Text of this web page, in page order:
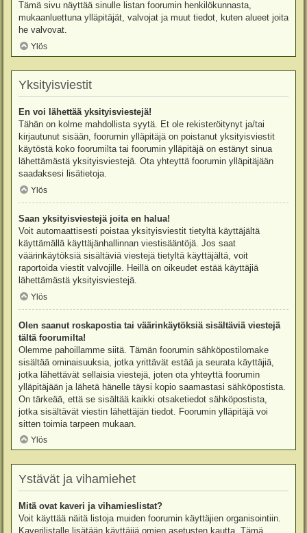
Tämä sivu näyttää sinulle listan foorumin henkilökunnasta,
mukaanluettuna ylläpitäjät, valvojat ja muut tiedot, kuten alueet joita
he valvovat.
Ylös
Yksityisviestit
En voi lähettää yksityisviestejä!
Tähän on kolme mahdollista syytä. Et ole rekisteröitynyt ja/tai
kirjautunut sisään, foorumin ylläpitäjä on poistanut yksityisviestit
käytöstä koko foorumilta tai foorumin ylläpitäjä on estänyt sinua
lähettämästä yksityisviestejä. Ota yhteyttä foorumin ylläpitäjään
saadaksesi lisätietoja.
Ylös
Saan yksityisviestejä joita en halua!
Voit automaattisesti poistaa yksityisviestit tietyltä käyttäjältä
käyttämällä käyttäjänhallinnan viestisääntöjä. Jos saat
väärinkäytöksiä sisältäviä viestejä tietyltä käyttäjältä, voit
raportoida viestit valvojille. Heillä on oikeudet estää käyttäjiä
lähettämästä yksityisviestejä.
Ylös
Olen saanut roskapostia tai väärinkäytöksiä sisältäviä viestejä
tältä foorumilta!
Olemme pahoillamme siitä. Tämän foorumin sähköpostilomake
sisältää ominaisuuksia, jotka yrittävät estää ja seurata käyttäjiä,
jotka lähettävät sellaisia viestejä, joten ota yhteyttä foorumin
ylläpitäjään ja lähetä hänelle täysi kopio saamastasi sähköpostista.
On tärkeää, että se sisältää kaikki otsaketiedot sähköpostista,
jotka sisältävät viestin lähettäjän tiedot. Foorumin ylläpitäjä voi
sitten toimia tarpeen mukaan.
Ylös
Ystävät ja vihamiehet
Mitä ovat kaveri ja vihamieslistat?
Voit käyttää näitä listoja muiden foorumin käyttäjien organisointiin.
Kaverilistalle lisätään käyttäjiä omien asetusten kautta. Tämä